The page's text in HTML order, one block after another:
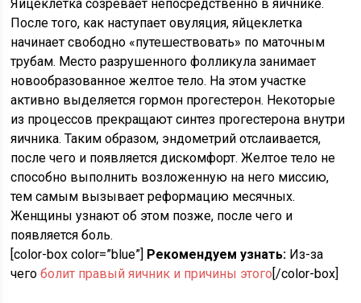
Яйцеклетка созревает непосредственно в яичнике.
После того, как наступает овуляция, яйцеклетка
начинает свободно «путешествовать» по маточным
трубам. Место разрушенного фолликула занимает
новообразованное желтое тело. На этом участке
активно выделяется гормон прогестерон. Некоторые
из процессов прекращают синтез прогестерона внутри
яичника. Таким образом, эндометрий отслаивается,
после чего и появляется дискомфорт. Желтое тело не
способно выполнить возложенную на него миссию,
тем самым вызывает реформацию месячных.
Женщины узнают об этом позже, после чего и
появляется боль.
[color-box color=”blue”] Рекомендуем узнать: Из-за
чегоболит правый яичник и причины этого [/color-box]